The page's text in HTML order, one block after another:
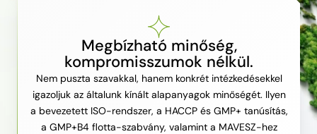
Megbízható minőség,
kompromisszumok nélkül.
Nem puszta szavakkal, hanem konkrét intézkedésekkel
igazoljuk az általunk kínált alapanyagok minőségét. Ilyen
a bevezetett ISO-rendszer, a HACCP és GMP+ tanúsítás,
a GMP+B4 flotta-szabvány, valamint a MAVESZ-hez